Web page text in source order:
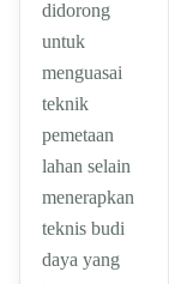
didorong
untuk
menguasai
teknik
pemetaan
lahan selain
menerapkan
teknis budi
daya yang